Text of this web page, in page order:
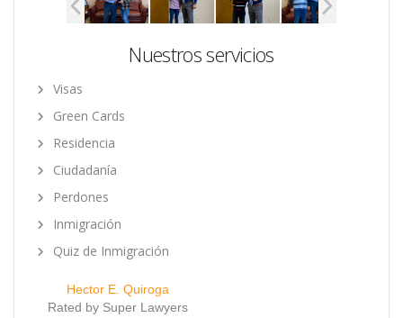
Nuestros servicios
Visas
Green Cards
Residencia
Ciudadanía
Perdones
Inmigración
Quiz de Inmigración
Hector E. Quiroga
Rated by Super Lawyers